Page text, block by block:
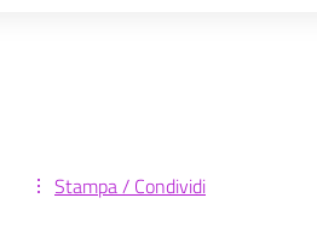
Stampa / Condividi